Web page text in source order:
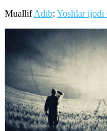
MuallifAdib: Yoshlar ijodi